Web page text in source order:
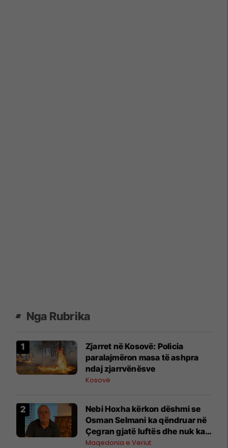
Nga Rubrika
Zjarret në Kosovë: Policia
paralajmëron masa të ashpra
ndaj zjarrvënësve
Kosovë
Nebi Hoxha kërkon dëshmi se
Osman Selmani ka qëndruar në
Çegran gjatë luftës dhe nuk ka
kryer krime lufte
Maqedonia e Veriut